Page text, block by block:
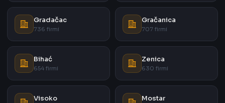
Gradačac
736 firmi
Gračanica
707 firmi
Bihać
654 firmi
Zenica
630 firmi
Visoko Mostar